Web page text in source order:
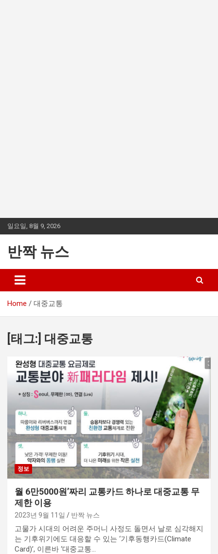
Skip
to
일요일, 8월 9, 2026
반짝 뉴스
Home 대중교통
[태그:] 대중교통
정보
월 6만5000원’짜리 교통카드 하나로 대중교통 무
제한 이용
2023년 9월 11일 반짝 뉴스
고물가 시대의 어려운 주머니 사정도 돌면서 날로 심각해지
는 기후위기에도 대응할 수 있는 ‘기후동행카드(Climate
Card)’, 이른바 ‘대중교통…